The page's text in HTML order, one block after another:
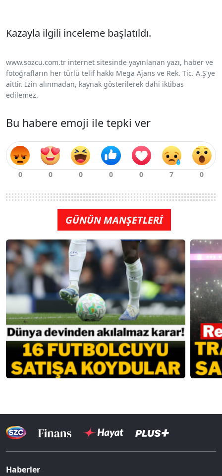
Kazayla ilgili inceleme başlatıldı.
www.sozcu.com.tr internet sitesinde yayınlanan yazı, haber ve
fotoğrafların her türlü telif hakkı Mega Ajans ve Rek. Tic. A.Ş'ye
aittir. İzin alınmadan, kaynak gösterilerek dahi iktibas
edilemez.
Bu habere emoji ile tepki ver
GÜNÜN MANŞETLERİ
Haberler